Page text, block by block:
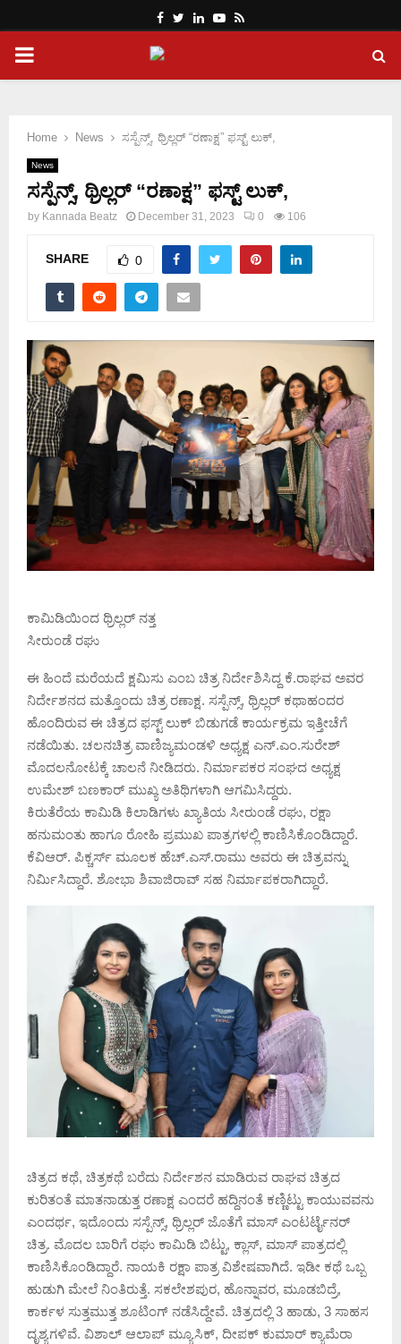
Facebook
Twitter
LinkedinYoutube
Rss
PRIMARY
Home News ಸಸ್ಪೆನ್ಸ್, ಥ್ರಿಲ್ಲರ್ “ರಣಾಕ್ಷ” ಫಸ್ಟ್ ಲುಕ್,
News
ಸಸ್ಪೆನ್ಸ್, ಥ್ರಿಲ್ಲರ್ “ರಣಾಕ್ಷ” ಫಸ್ಟ್ ಲುಕ್,
by Kannada Beatz December 31, 2023 0 106
SHARE 0
ಕಾಮಿಡಿಯಿಂದ ಥ್ರಿಲ್ಲರ್ ನತ್ತ
ಸೀರುಂಡೆ ರಘು
ಈ‌ ಹಿಂದೆ ಮರೆಯದೆ ಕ್ಷಮಿಸು ಎಂಬ ಚಿತ್ರ ನಿರ್ದೇಶಿಸಿದ್ದ ಕೆ.ರಾಘವ ಅವರ
ನಿರ್ದೇಶನದ ಮತ್ತೊಂದು ಚಿತ್ರ ರಣಾಕ್ಷ. ಸಸ್ಪೆನ್ಸ್, ಥ್ರಿಲ್ಲರ್ ಕಥಾಹಂದರ
ಹೊಂದಿರುವ ಈ ಚಿತ್ರದ ಫಸ್ಟ್ ಲುಕ್ ಬಿಡುಗಡೆ ಕಾರ್ಯಕ್ರಮ ಇತ್ತೀಚೆಗೆ
ನಡೆಯಿತು. ಚಲನಚಿತ್ರ ವಾಣಿಜ್ಯಮಂಡಳಿ ಅಧ್ಯಕ್ಷ ಎನ್.ಎಂ.ಸುರೇಶ್
ಮೊದಲನೋಟಕ್ಕೆ ಚಾಲನೆ ನೀಡಿದರು. ನಿರ್ಮಾಪಕರ ಸಂಘದ ಅಧ್ಯಕ್ಷ
ಉಮೇಶ್ ಬಣಕಾರ್ ಮುಖ್ಯ ಅತಿಥಿಗಳಾಗಿ ಆಗಮಿಸಿದ್ದರು.
ಕಿರುತೆರೆಯ ಕಾಮಿಡಿ ಕಿಲಾಡಿಗಳು ಖ್ಯಾತಿಯ ಸೀರುಂಡೆ ರಘು, ರಕ್ಷಾ
ಹನುಮಂತು ಹಾಗೂ ರೋಹಿ ಪ್ರಮುಖ ಪಾತ್ರಗಳಲ್ಲಿ ಕಾಣಿಸಿಕೊಂಡಿದ್ದಾರೆ.
ಕೆವಿಆರ್. ಪಿಕ್ಚರ್ಸ್ ಮೂಲಕ ಹೆಚ್.ಎಸ್.ರಾಮು ಅವರು ಈ ಚಿತ್ರವನ್ನು
ನಿರ್ಮಿಸಿದ್ದಾರೆ. ಶೋಭಾ ಶಿವಾಜಿರಾವ್ ಸಹ ನಿರ್ಮಾಪಕರಾಗಿದ್ದಾರೆ.
ಚಿತ್ರದ ಕಥೆ, ಚಿತ್ರಕಥೆ ಬರೆದು ನಿರ್ದೇಶನ ಮಾಡಿರುವ ರಾಘವ ಚಿತ್ರದ
ಕುರಿತಂತೆ ಮಾತನಾಡುತ್ತ ರಣಾಕ್ಷ ಎಂದರೆ ಹದ್ದಿನಂತೆ ಕಣ್ಣಿಟ್ಟು ಕಾಯುವವನು
ಎಂದರ್ಥ, ಇದೊಂದು ಸಸ್ಪೆನ್ಸ್, ಥ್ರಿಲ್ಲರ್ ಜೊತೆಗೆ ಮಾಸ್ ಎಂಟರ್ಟೈನರ್
ಚಿತ್ರ. ಮೊದಲ ಬಾರಿಗೆ ರಘು ಕಾಮಿಡಿ ಬಿಟ್ಟು, ಕ್ಲಾಸ್, ಮಾಸ್ ಪಾತ್ರದಲ್ಲಿ
ಕಾಣಿಸಿಕೊಂಡಿದ್ದಾರೆ. ನಾಯಕಿ ರಕ್ಷಾ ಪಾತ್ರ ವಿಶೇಷವಾಗಿದೆ. ಇಡೀ ಕಥೆ ಒಬ್ಬ
ಹುಡುಗಿ ಮೇಲೆ ನಿಂತಿರುತ್ತೆ. ಸಕಲೇಶಪುರ, ಹೊನ್ನಾವರ, ಮೂಡಬಿದ್ರೆ,
ಕಾರ್ಕಳ ಸುತ್ತಮುತ್ತ ಶೂಟಿಂಗ್ ನಡೆಸಿದ್ದೇವೆ. ಚಿತ್ರದಲ್ಲಿ 3 ಹಾಡು, 3 ಸಾಹಸ
ದೃಶ್ಯಗಳಿವೆ. ವಿಶಾಲ್ ಆಲಾಪ್ ಮ್ಯೂಸಿಕ್, ದೀಪಕ್ ಕುಮಾರ್ ಕ್ಯಾಮೆರಾ